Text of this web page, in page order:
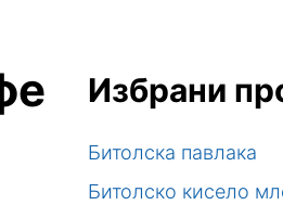
Избрани
Битолска павлака
Битолско кисело